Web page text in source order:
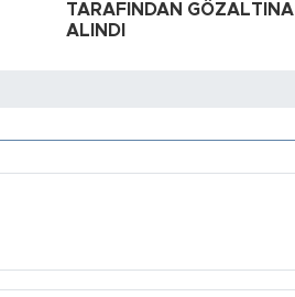
TARAFINDAN GÖZALTINA
ALINDI